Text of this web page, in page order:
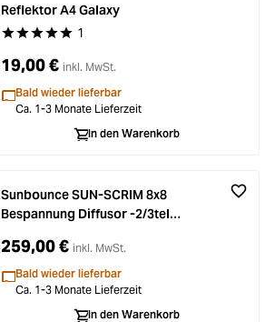
Durchschnittliche Bewertung von 5 von 5
1
Reflektor A4 Galaxy
19,00 € inkl. MwSt.
Bald wieder lieferbar
Ca. 1-3 Monate Lieferzeit
In den Warenkorb
Sunbounce SUN-SCRIM 8x8
Bespannung Diffusor -2/3tel
259,00 € inkl. MwSt.
Bald wieder lieferbar
Ca. 1-3 Monate Lieferzeit
In den Warenkorb